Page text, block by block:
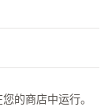
的商店中运行。